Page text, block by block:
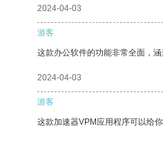
2024-04-03
游客
这款办公软件的功能非常全面，
2024-04-03
游客
这款加速器VPM应用程序可以给